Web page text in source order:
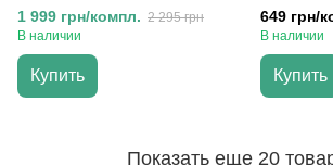
1 999 грн/компл. 2 295 грн
В наличии
Купить
800шт,
649 грн/
В наличии
Купить
Показать еще 20